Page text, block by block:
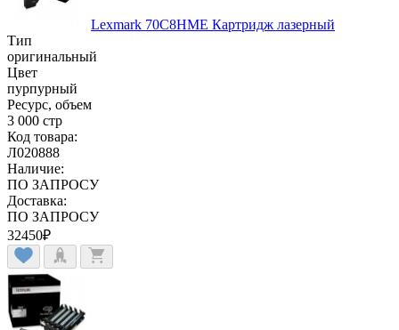
Lexmark 70C8HME Картридж лазерный
Тип
оригинальный
Цвет
пурпурный
Ресурс, объем
3 000 стр
Код товара:
Л020888
Наличие:
ПО ЗАПРОСУ
Доставка:
ПО ЗАПРОСУ
32450₽